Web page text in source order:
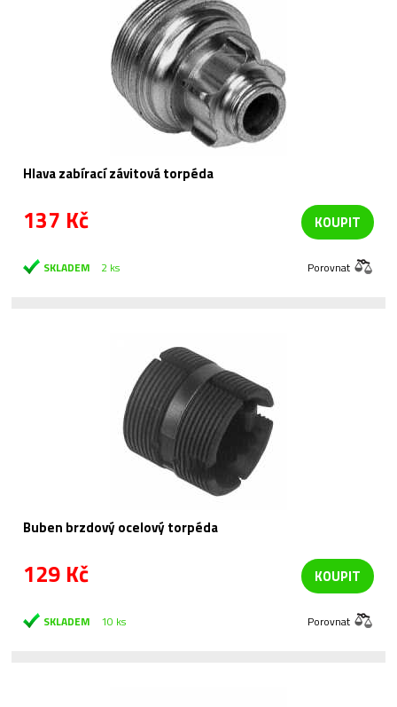
Hlava zabírací závitová torpéda
137 Kč KOUPIT
SKLADEM 2 ks Porovnat
Buben brzdový ocelový torpéda
129 Kč KOUPIT
SKLADEM 10 ks Porovnat